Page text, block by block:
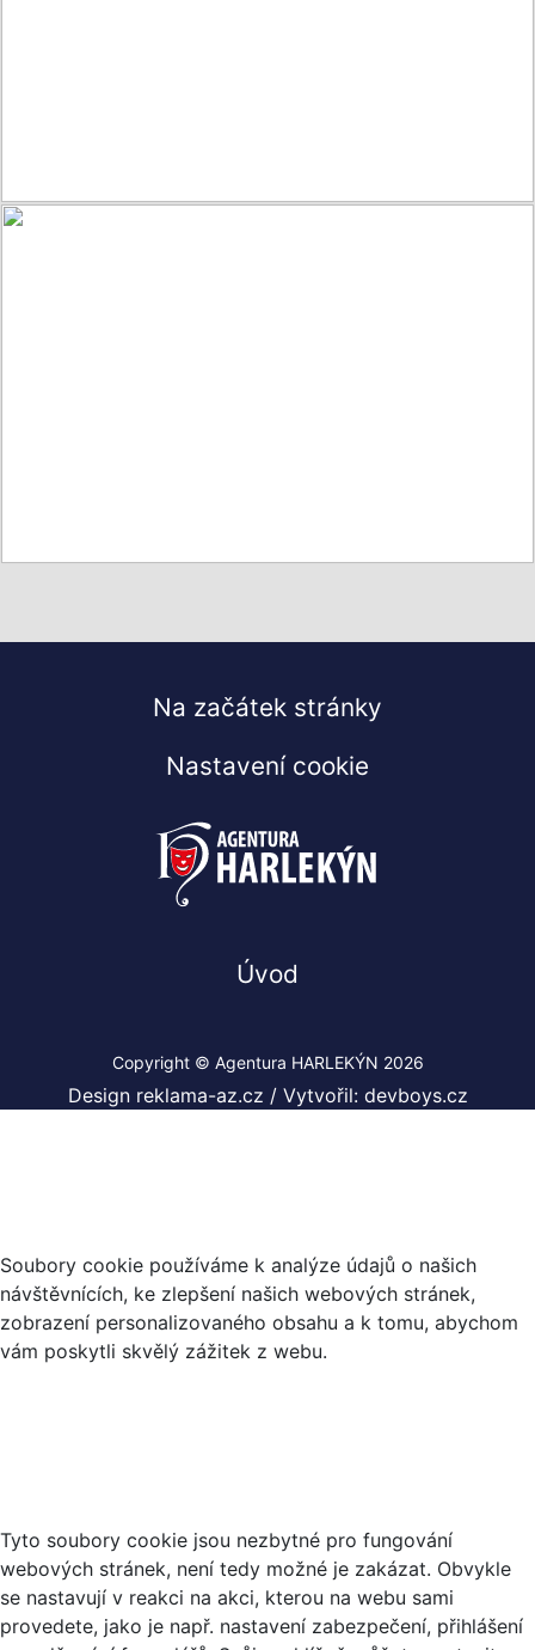
Na začátek stránky
Nastavení cookie
Úvod
Copyright © Agentura HARLEKÝN 2026
Design reklama-az.cz / Vytvořil: devboys.cz
Soubory cookie používáme k analýze údajů o našich
návštěvnících, ke zlepšení našich webových stránek,
zobrazení personalizovaného obsahu a k tomu, abychom
vám poskytli skvělý zážitek z webu.
Tyto soubory cookie jsou nezbytné pro fungování
webových stránek, není tedy možné je zakázat. Obvykle
se nastavují v reakci na akci, kterou na webu sami
provedete, jako je např. nastavení zabezpečení, přihlášení